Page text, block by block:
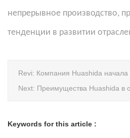
непрерывное производство,
тенденции в развитии
Revi: Компания Huashida начала поэтапную отгрузку 3 комплектов оборудования для
Next: Преимущества Huashida в оборудовании для антикоррозийного покрытия стальных
Keywords for this article :